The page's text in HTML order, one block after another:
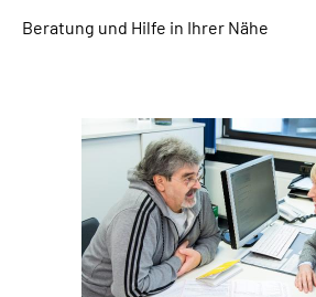
Beratung & Kontakt
Über uns & Presse
Online-Services
Suche
Beratung und Hilfe in Ihrer Nähe